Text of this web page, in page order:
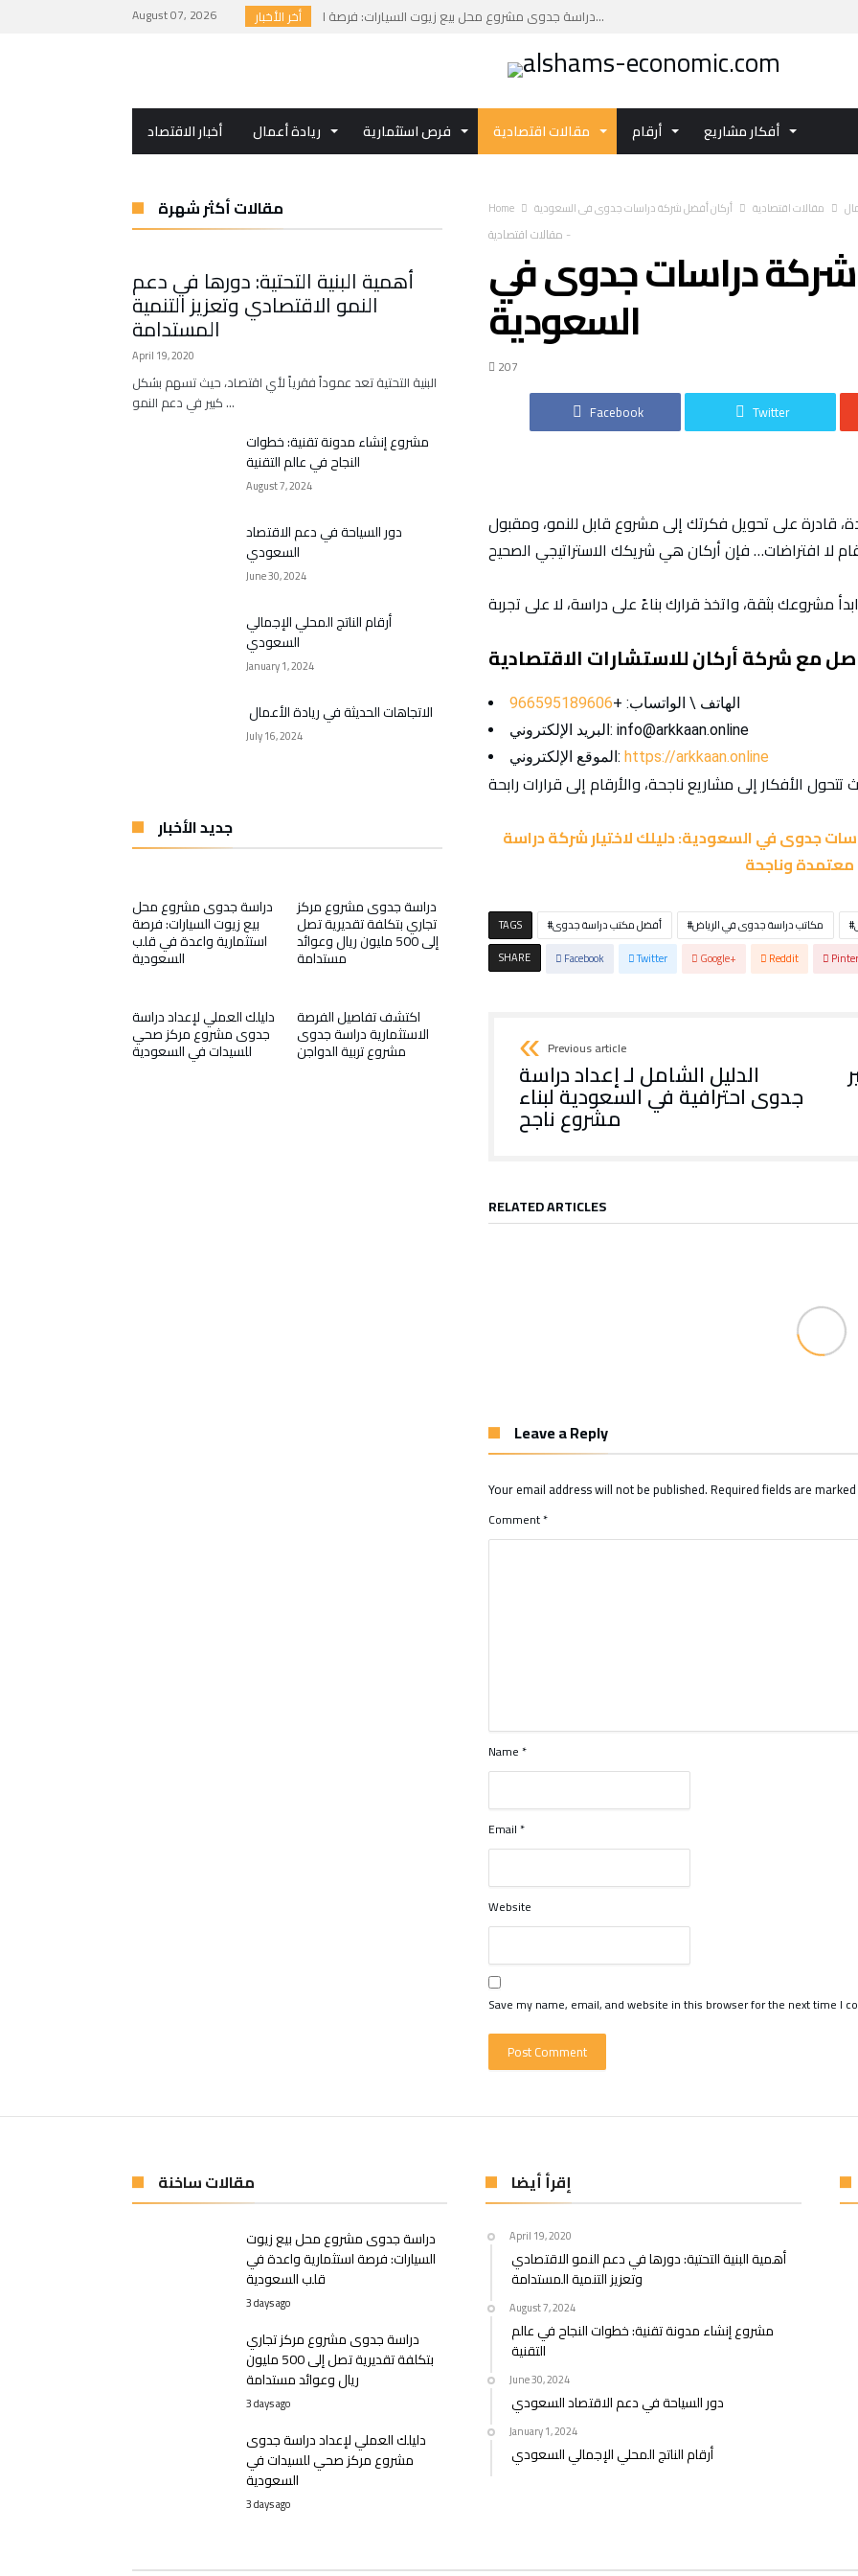
August 07, 2026 أخر الأخبار
دراسة جدوى مشروع محل بيع زيوت السيارات: فرصة ا...
دليلك العملي لإعداد دراسة جدوى مشروع مركز صحي ...
اكتشف تفاصيل الفرصة الاستثمارية دراسة جدوى مشر...
استثمر في دراسة جدوى مشروع الاستزراع السمكي با...
أخبار الاقتصاد ريادة أعمال فرص استثمارية مقالات اقتصادية أرقام أفكار مشاريع
Home مقالات اقتصادية أركان أفضل شركة دراسات جدوى في السعودية
مقالات اقتصادية -
شركة دراسات جدوى في
السعودية
207
Facebook Twitter
قادرة على تحويل فكرتك إلى مشروع قابل للنمو، ومقبول
الهاتف \ الواتساب: +966595189606
البريد الإلكتروني: info@arkkaan.online
الموقع الإلكتروني: https://arkkaan.online
جدوى في السعودية: دليلك لاختيار شركة دراسة
وناجحة
TAGS أفضل مكتب دراسة جدوى مكاتب دراسة جدوى في الرياض
SHARE
Facebook Twitter Google+ Reddit
Previous article
الدليل الشامل لـ إعداد دراسة
جدوى احترافية في السعودية لبناء
مشروع ناجح
RELATED ARTICLES
Leave a Reply
Your email address will not be published.Required fields are marked
Comment*
Name*
Email*
Website
Save my name, email, and website in this browser for the next time I
مقالات أكثر شهرة
أهمية البنية التحتية: دورها في دعم
النمو الاقتصادي وتعزيز التنمية
المستدامة
April 19, 2020
البنية التحتية تعد عموداً فقرياً لأي اقتصاد، حيث تسهم بشكل
كبير في دعم النمو …
مشروع إنشاء مدونة تقنية: خطوات
النجاح في عالم التقنية
August 7, 2024
دور السياحة في دعم الاقتصاد
السعودي
June 30, 2024
أرقام الناتج المحلي الإجمالي
السعودي
January 1, 2024
الاتجاهات الحديثة في ريادة الأعمال
July 16, 2024
جديد الأخبار
دراسة جدوى مشروع محل
بيع زيوت السيارات: فرصة
استثمارية واعدة في قلب
السعودية
دراسة جدوى مشروع مركز
تجاري بتكلفة تقديرية تصل
إلى 500 مليون ريال وعوائد
مستدامة
دليلك العملي لإعداد دراسة
جدوى مشروع مركز صحي
للسيدات في السعودية
اكتشف تفاصيل الفرصة
الاستثمارية دراسة جدوى
مشروع تربية الدواجن
مقالات ساخنة
دراسة جدوى مشروع محل بيع زيوت
السيارات: فرصة استثمارية واعدة في
قلب السعودية
3 days ago
دراسة جدوى مشروع مركز تجاري
بتكلفة تقديرية تصل إلى 500 مليون
ريال وعوائد مستدامة
3 days ago
دليلك العملي لإعداد دراسة جدوى
مشروع مركز صحي للسيدات في
السعودية
3 days ago
إقرأ أيضا
April 19, 2020
أهمية البنية التحتية: دورها في دعم النمو الاقتصادي
وتعزيز التنمية المستدامة
August 7, 2024
مشروع إنشاء مدونة تقنية: خطوات النجاح في عالم
التقنية
June 30, 2024
دور السياحة في دعم الاقتصاد السعودي
January 1, 2024
أرقام الناتج المحلي الإجمالي السعودي